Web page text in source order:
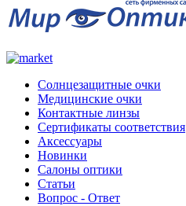
Солнцезащитные очки
Медицинские очки
Контактные линзы
Сертификаты соответствия
Аксессуары
Новинки
Салоны оптики
Статьи
Вопрос - Ответ